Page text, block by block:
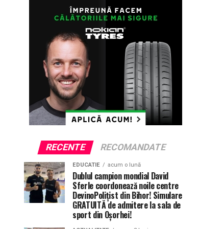
RECENTE RECOMANDATE
EDUCATIE acum o lună
Dublul campion mondial David
Sferle coordonează noile centre
DevinoPolițist din Bihor! Simulare
GRATUITĂ de admitere la sala de
sport din Oșorhei!